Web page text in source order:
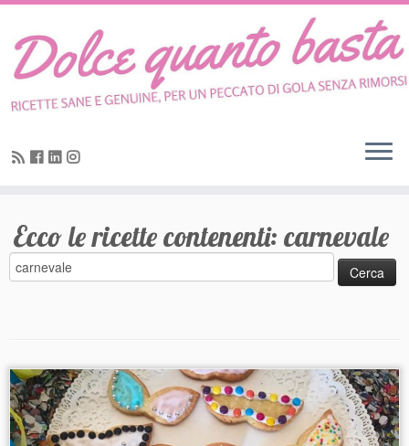
Skip
content
Ecco le ricette contenenti:carnevale
Ricerca
per: